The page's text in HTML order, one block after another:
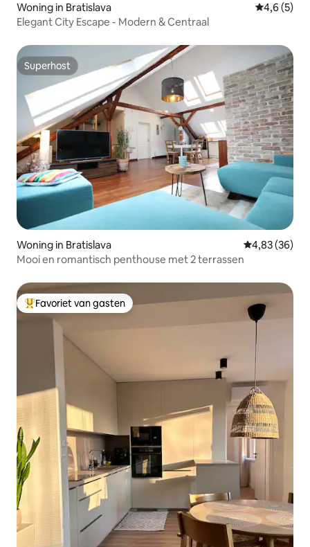
Woning in Bratislava
4,6 (5)
Elegant City Escape - Modern & Centraal
Superhost
Superhost
Woning in Bratislava Gemiddelde
4,83 (36)
Mooi en romantisch penthouse met 2 terrassen
Topfavoriet van gasten
Favoriet van gasten